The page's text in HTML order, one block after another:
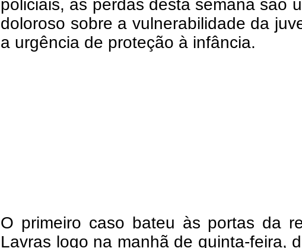
policiais, as perdas desta semana são
doloroso sobre a vulnerabilidade da
a urgência de proteção à infância.
O primeiro caso bateu às portas da
Lavras logo na manhã de quinta-feira,